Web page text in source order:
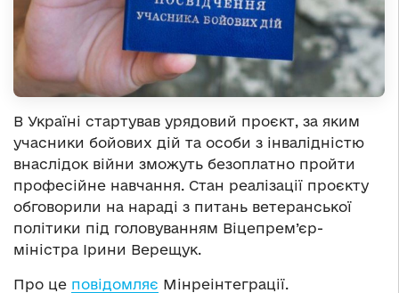
В Україні стартував урядовий проєкт, за яким
учасники бойових дій та особи з інвалідністю
внаслідок війни зможуть безоплатно пройти
професійне навчання. Стан реалізації проєкту
обговорили на нараді з питань ветеранської
політики під головуванням Віцепрем’єр-
міністра Ірини Верещук.
Про це повідомляє Мінреінтеграції.